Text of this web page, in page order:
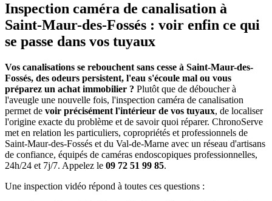
Inspection caméra de canalisation à
Saint-Maur-des-Fossés : voir enfin ce qui
se passe dans vos tuyaux
Vos canalisations se rebouchent sans cesse à Saint-Maur-des-
Fossés, des odeurs persistent, l'eau s'écoule mal ou vous
préparez un achat immobilier ? Plutôt que de déboucher à
l'aveugle une nouvelle fois, l'inspection caméra de canalisation
permet de voir précisément l'intérieur de vos tuyaux, de localiser
l'origine exacte du problème et de savoir quoi réparer. ChronoServe
met en relation les particuliers, copropriétés et professionnels de
Saint-Maur-des-Fossés et du Val-de-Marne avec un réseau d'artisans
de confiance, équipés de caméras endoscopiques professionnelles,
24h/24 et 7j/7. Appelez le 09 72 51 99 85.
Une inspection vidéo répond à toutes ces questions :